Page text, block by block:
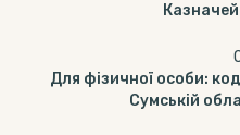
Для фізичної особи:
Сумській